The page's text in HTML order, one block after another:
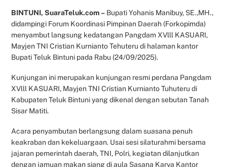
BINTUNI, SuaraTeluk.com – Bupati Yohanis Manibuy, SE.,MH.,
didampingi Forum Koordinasi Pimpinan Daerah (Forkopimda)
menyambut langsung kedatangan Pangdam XVlll KASUARI,
Mayjen TNI Cristian Kurnianto Tehuteru di halaman kantor
Bupati Teluk Bintuni pada Rabu (24/09/2025).
Kunjungan ini merupakan kunjungan resmi perdana Pangdam
XVlll KASUARI, Mayjen TNI Cristian Kurnianto Tuhuteru di
Kabupaten Teluk Bintuni yang dikenal dengan sebutan Tanah
Sisar Matiti.
Acara penyambutan berlangsung dalam suasana penuh
keakraban dan kekeluargaan. Usai sesi silaturahmi bersama
jajaran pemerintah daerah, TNI, Polri, kegiatan dilanjutkan
dengan jamuan makan siang di aula Sasana Karya Kantor